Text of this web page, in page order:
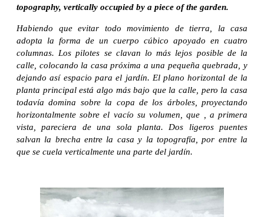
topography, vertically occupied by a piece of the garden.
Habiendo que evitar todo movimiento de tierra, la casa
adopta la forma de un cuerpo cúbico apoyado en cuatro
columnas. Los pilotes se clavan lo más lejos posible de la
calle, colocando la casa próxima a una pequeña quebrada, y
dejando así espacio para el jardín. El plano horizontal de la
planta principal está algo más bajo que la calle, pero la casa
todavía domina sobre la copa de los árboles, proyectando
horizontalmente sobre el vacío su volumen, que , a primera
vista, pareciera de una sola planta. Dos ligeros puentes
salvan la brecha entre la casa y la topografía, por entre la
que se cuela verticalmente una parte del jardín.